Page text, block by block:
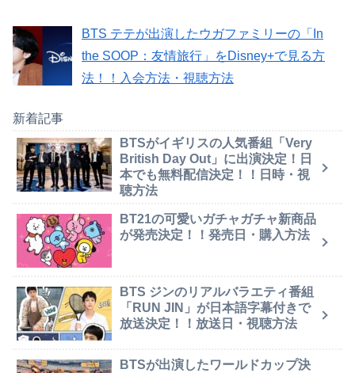
BTS テテが出演したウガファミリーの「In
the SOOP：友情旅行」をDisney+で見る方
法！！入会方法・視聴方法
新着記事
BTSがイギリスの人気番組「Very
British Day Out」に出演決定！日
本でも無料配信決定！！日時・視
聴方法
BT21の可愛いガチャガチャ新商品
が発売決定！！発売日・購入方法
BTS ジンのリアルバラエティ番組
「RUN JIN」が日本語字幕付きで
放送決定！！放送日・視聴方法
BTSが出演したワールドカップ決